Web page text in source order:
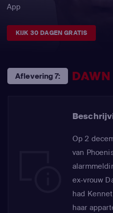
App
KIJK 30 DAGEN GRATIS
Aflevering 7:
Op 2
van
ex-vrouw
had
haar